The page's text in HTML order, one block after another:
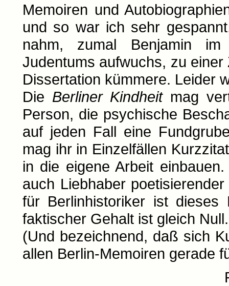
Memoiren und
und so war ich sehr
nahm, zumal Benjamin
Judentums aufwuchs, zu
Dissertation kümmere. Leider
Die Berliner Kindheitmag
Person, die psychische
auf jeden Fall eine
mag ihr in Einzelfällen
in die eigene Arbeit
auch Liebhaber
für Berlinhistoriker ist dieses
faktischer Gehalt ist gleich
(Und bezeichnend, daß sich
allen Berlin-Memoiren gerade